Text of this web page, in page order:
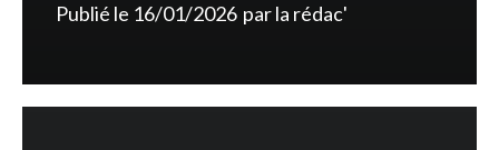
Publié le 16/01/2026 parla rédac'